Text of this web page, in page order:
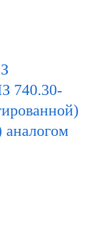
740.30-
аналогом